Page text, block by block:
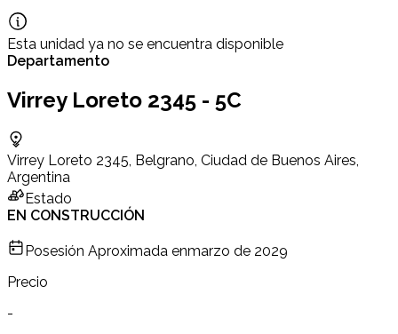
Esta unidad ya no se encuentra disponible
Departamento
Virrey Loreto 2345 - 5C
Virrey Loreto 2345, Belgrano, Ciudad de Buenos Aires,
Argentina
Estado
EN CONSTRUCCIÓN
Posesión Aproximada enmarzo de 2029
Precio
-